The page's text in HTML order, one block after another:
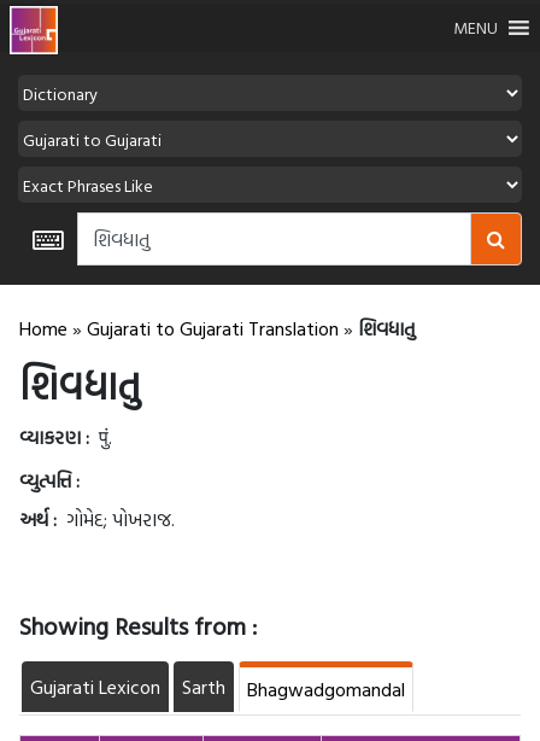
MENU
Home » Gujarati to Gujarati Translation » શિવધાતુ
શિવધાતુ
વ્યાકરણ : पुं.
વ્યુત્પત્તિ :
અર્થ : ગોમેદ; પોખરાજ.
Showing Results from :
Gujarati Lexicon Sarth Bhagwadgomandal